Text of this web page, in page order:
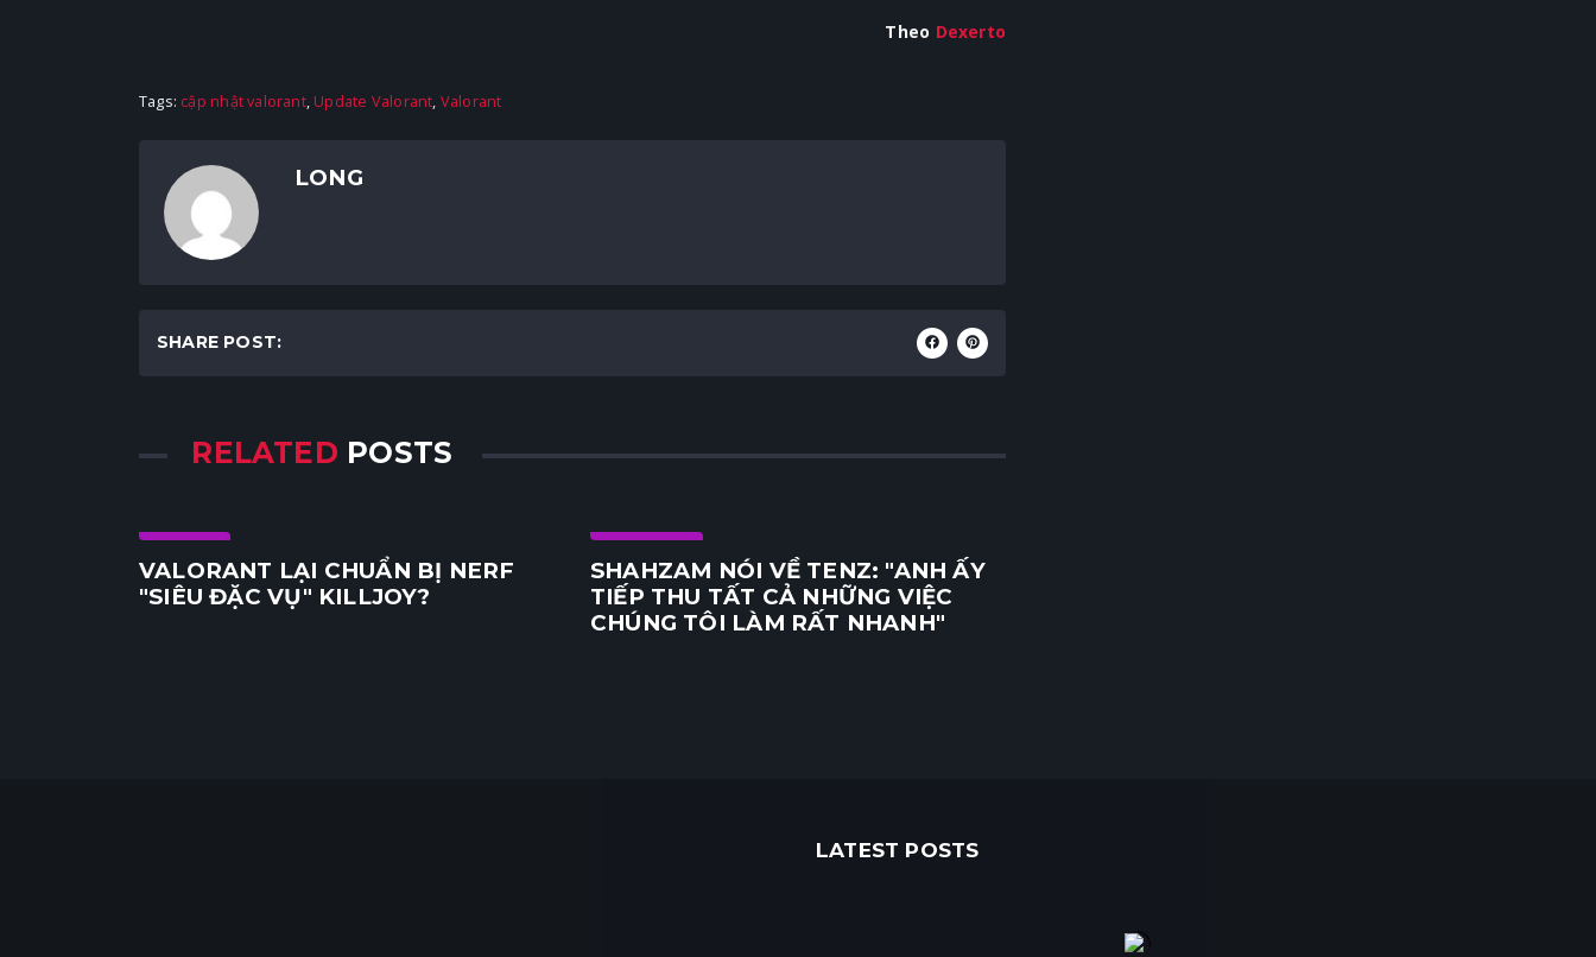
Theo Dexerto
Tags: cập nhật valorant,Update Valorant, Valorant
LONG
SHARE POST:
RELATED POSTS
Agent
VALORANT LẠI CHUẨN BỊ NERF
"SIÊU ĐẶC VỤ" KILLJOY?
E-Sports
SHAHZAM NÓI VỀ TENZ: "ANH ẤY
TIẾP THU TẤT CẢ NHỮNG VIỆC
CHÚNG TÔI LÀM RẤT NHANH"
LATEST POSTS